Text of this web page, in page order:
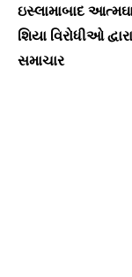
ઇસ્લામાબાદ
શિયા વિરોધીઓ
સમાચાર